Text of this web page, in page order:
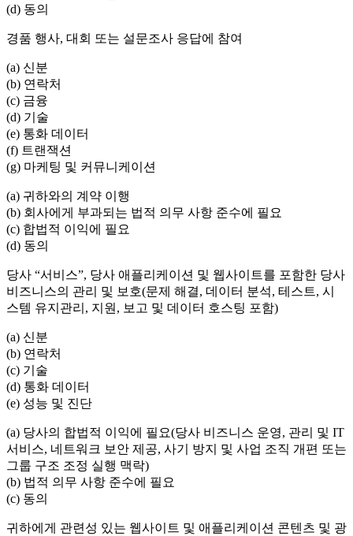
(d) 동의
경품 행사, 대회 또는 설문조사 응답에 참여
(a) 신분
(b) 연락처
(c) 금융
(d) 기술
(e) 통화 데이터
(f) 트랜잭션
(g) 마케팅 및 커뮤니케이션
(a) 귀하와의 계약 이행
(b) 회사에게 부과되는 법적 의무 사항 준수에 필요
(c) 합법적 이익에 필요
(d) 동의
당사 “서비스”, 당사 애플리케이션 및 웹사이트를 포함한 당사
비즈니스의 관리 및 보호(문제 해결, 데이터 분석, 테스트, 시
스템 유지관리, 지원, 보고 및 데이터 호스팅 포함)
(a) 신분
(b) 연락처
(c) 기술
(d) 통화 데이터
(e) 성능 및 진단
(a) 당사의 합법적 이익에 필요(당사 비즈니스 운영, 관리 및 IT
서비스, 네트워크 보안 제공, 사기 방지 및 사업 조직 개편 또는
그룹 구조 조정 실행 맥락)
(b) 법적 의무 사항 준수에 필요
(c) 동의
귀하에게 관련성 있는 웹사이트 및 애플리케이션 콘텐츠 및 광